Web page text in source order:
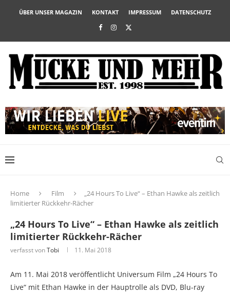
ÜBER UNSER MAGAZIN KONTAKT IMPRESSUM DATENSCHUTZ
Home Film
„24 Hours To Live“ – Ethan Hawke als zeitlich
limitierter Rückkehr-Rächer
„24 Hours To Live“ – Ethan Hawke als zeitlich
limitierter Rückkehr-Rächer
verfasst vonTobi 11. Mai 2018
Am 11. Mai 2018 veröffentlicht Universum Film „24 Hours To
Live“ mit Ethan Hawke in der Hauptrolle als DVD, Blu-ray